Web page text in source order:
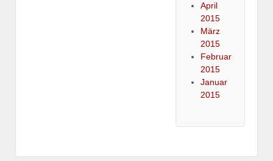
April
2015
März
2015
Februar
2015
Januar
2015